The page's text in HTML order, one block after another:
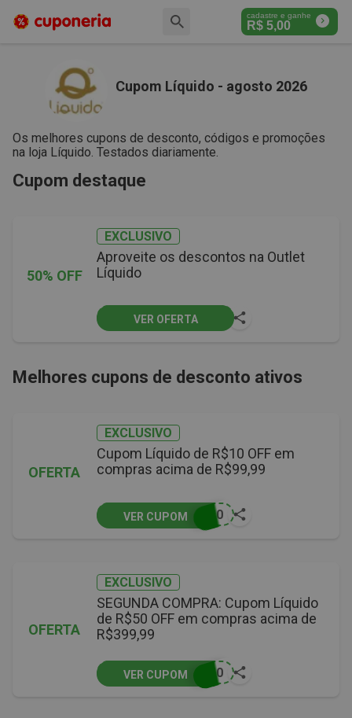
cadastre e ganhe
R$ 5,00
Cupom Líquido - agosto 2026
Os melhores cupons de desconto, códigos e promoções
na loja Líquido. Testados diariamente.
Cupom destaque
50% OFF
EXCLUSIVO
Aproveite os descontos na Outlet
Líquido
VER OFERTA
Melhores cupons de desconto ativos
OFERTA
EXCLUSIVO
Cupom Líquido de R$10 OFF em
compras acima de R$99,99
A10
VER CUPOM
OFERTA
EXCLUSIVO
SEGUNDA COMPRA: Cupom Líquido
de R$50 OFF em compras acima de
R$399,99
A50
VER CUPOM